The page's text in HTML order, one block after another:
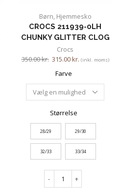
Børn, Hjemmesko
CROCS 211939-0LH
CHUNKY GLITTER CLOG
Crocs
350.00kr. 315.00kr. (inkl. moms)
Farve
Størrelse
28/29 29/30
32/33 33/34
- +